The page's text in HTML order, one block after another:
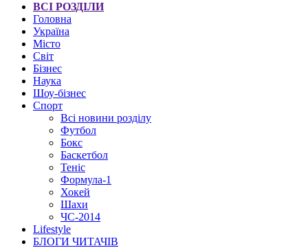
ВСІ РОЗДІЛИ
Головна
Україна
Місто
Світ
Бізнес
Наука
Шоу-бізнес
Спорт
Всі новини розділу
Футбол
Бокс
Баскетбол
Теніс
Формула-1
Хокей
Шахи
ЧС-2014
Lifestyle
БЛОГИ ЧИТАЧІВ